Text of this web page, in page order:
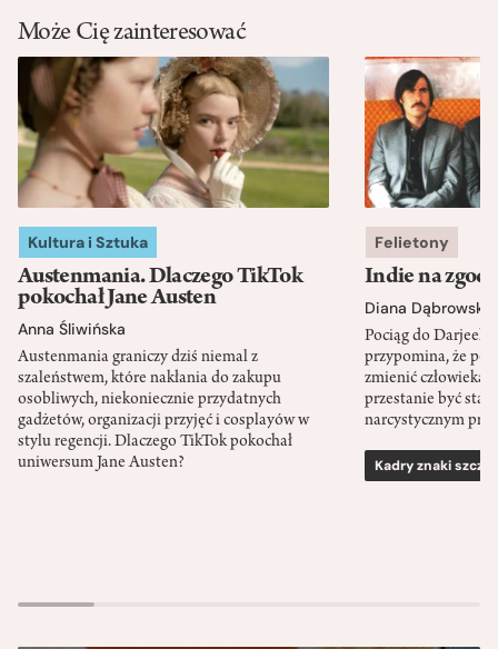
Może Cię zainteresować
Kultura i Sztuka
Austenmania. Dlaczego TikTok
pokochał Jane Austen
Anna Śliwińska
Austenmania graniczy dziś niemal z
szaleństwem, które nakłania do zakupu
osobliwych, niekoniecznie przydatnych
gadżetów, organizacji przyjęć i cosplayów w
stylu regencji. Dlaczego TikTok pokochał
uniwersum Jane Austen?
Felietony
Indie na
Diana Dąbrowska
Pociąg do
przypomina, że
zmienić człowieka
przestanie być
narcystycznym
Kadry znaki